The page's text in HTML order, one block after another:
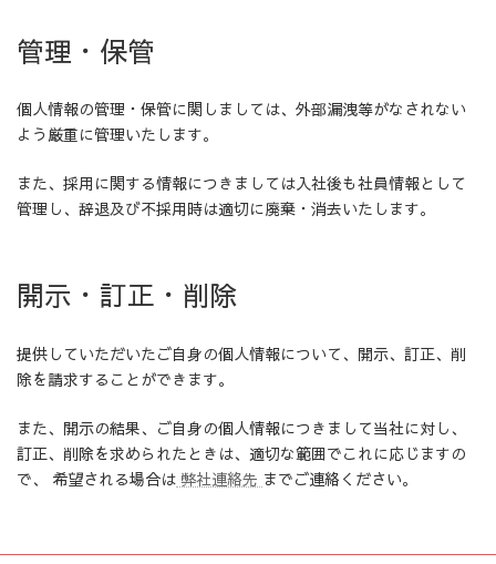
管理・保管
個人情報の管理・保管に関しましては、外部漏洩等がなされない
よう厳重に管理いたします。
また、採用に関する情報につきましては入社後も社員情報として
管理し、辞退及び不採用時は適切に廃棄・消去いたします。
開示・訂正・削除
提供していただいたご自身の個人情報について、開示、訂正、削
除を請求することができます。
また、開示の結果、ご自身の個人情報につきまして当社に対し、
訂正、削除を求められたときは、適切な範囲でこれに応じますの
で、 希望される場合は 弊社連絡先 までご連絡ください。